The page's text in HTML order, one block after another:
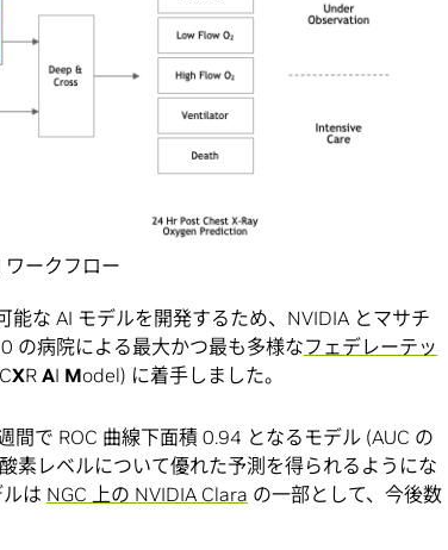
ワークフロー
な AI モデルを開発するため、NVIDIA とマサチ
の病院による最大かつ最も多様なフェデレーテッ
XR AI Model) に着手しました。
で ROC 曲線下面積 0.94 となるモデル (AUC の
素レベルについて優れた予測を得られるようにな
は NGC 上の NVIDIA Clara の一部として、今後数